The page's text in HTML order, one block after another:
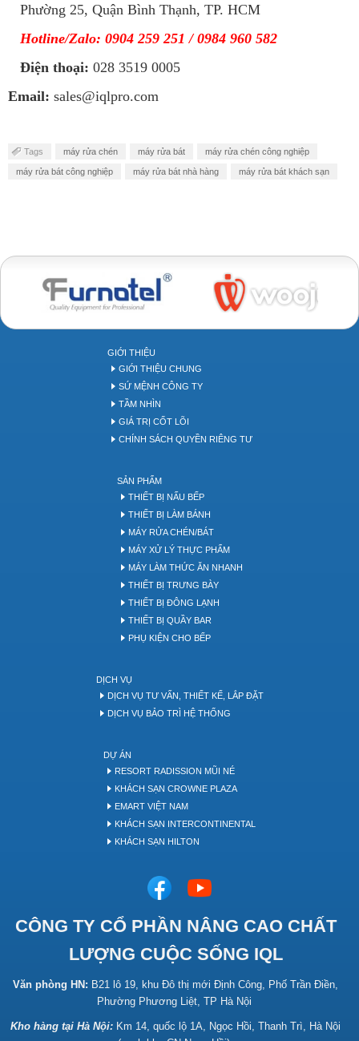
Phường 25, Quận Bình Thạnh, TP. HCM
Hotline/Zalo: 0904 259 251 / 0984 960 582
Điện thoại: 028 3519 0005
Email: sales@iqlpro.com
Tags máy rửa chén máy rửa bát máy rửa chén công nghiệp
máy rửa bát công nghiệp máy rửa bát nhà hàng máy rửa bát khách sạn
GIỚI THIỆU
GIỚI THIỆU CHUNG
SỨ MỆNH CÔNG TY
TẦM NHÌN
GIÁ TRỊ CỐT LÕI
CHÍNH SÁCH QUYỀN RIÊNG TƯ
SẢN PHẨM
THIẾT BỊ NẤU BẾP
THIẾT BỊ LÀM BÁNH
MÁY RỬA CHÉN/BÁT
MÁY XỬ LÝ THỰC PHẨM
MÁY LÀM THỨC ĂN NHANH
THIẾT BỊ TRƯNG BÀY
THIẾT BỊ ĐÔNG LẠNH
THIẾT BỊ QUẦY BAR
PHỤ KIỆN CHO BẾP
DỊCH VỤ
DỊCH VỤ TƯ VẤN, THIẾT KẾ, LẮP ĐẶT
DỊCH VỤ BẢO TRÌ HỆ THỐNG
DỰ ÁN
RESORT RADISSION MŨI NÉ
KHÁCH SẠN CROWNE PLAZA
EMART VIỆT NAM
KHÁCH SẠN INTERCONTINENTAL
KHÁCH SẠN HILTON
CÔNG TY CỔ PHẦN NÂNG CAO CHẤT
LƯỢNG CUỘC SỐNG IQL
Văn phòng HN: B21 lô 19, khu Đô thị mới Định Công, Phố Trần Điền,
Phường Phương Liệt, TP Hà Nội
Kho hàng tại Hà Nội: Km 14, quốc lộ 1A, Ngọc Hồi, Thanh Trì, Hà Nội